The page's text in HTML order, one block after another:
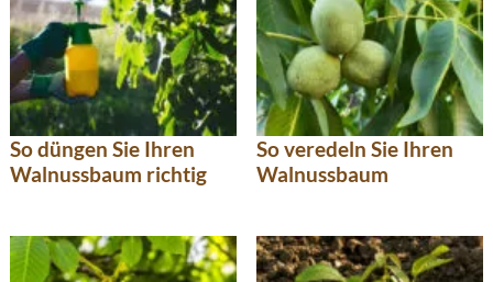
So düngen Sie Ihren
Walnussbaum richtig
So veredeln Sie Ihren
Walnussbaum